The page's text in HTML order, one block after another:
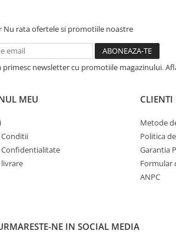
minima a modulului fata de fata elementului
electrice: lipire sau blocuri de conectare
Nu rata ofertele si promotiile noastre
primesc newsletter cu promotiile magazinului.
MEU
Confidentialitate
CLIENTI
Metode
Politica
Garantia
Formular
ANPC
NE IN SOCIAL MEDIA